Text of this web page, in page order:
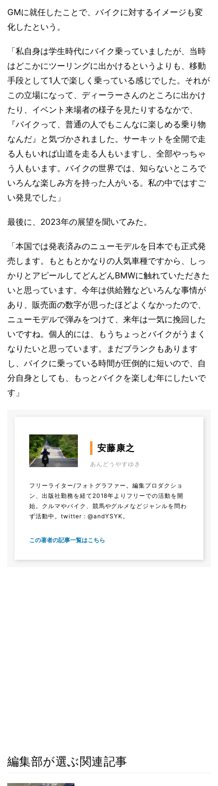
GMに就任したことで、バイクに対するイメージも変
化したという。
「私自身は学生時代にバイク乗っていましたが、当時
はどこかにツーリングに出かけるというよりも、移動
手段として1人で楽しく乗っている感じでした。それが
この立場になって、ディーラーさんのところに出かけ
たり、イベント来場者の様子を見たりするなかで、
『バイクって、普通の人でもこんなに楽しめる乗り物
なんだ』と気づかされました。サーキットを全開で走
る人もいれば山道を走る人もいますし、全部やっちゃ
う人もいます。バイクの世界では、知らないところで
いろんな楽しみ方を持った人がいる。私の中ではすご
い発見でした」
最後に、2023年の展望を聞いてみた。
「本国では発表済みのニューモデルを日本でも正式発
売します。もともとかなりの人気車種ですから、しっ
かりとアピールしてどんどんBMWに触れていただきた
いと思っています。今年は供給難などいろんな事情が
あり、販売面の数字が思ったほどよくなかったので、
ニューモデルで弾みをつけて、来年は一気に挽回した
いですね。個人的には、もうちょっとバイクがうまく
なりたいと思っています。まだブランクもあります
し、バイクに乗っている時間が圧倒的に短いので、自
分自身としても、もっとバイクを楽しむ年にしたいで
す」
安藤康之
あんどうやすゆき
フリーライター/フォトグラファー。編集プロダクショ
ン、出版社勤務を経て2018年よりフリーでの活動を開
始。クルマやバイク、競馬やグルメなどジャンルを問わ
ず活動中。 twitter：@andYSYK。
この著者の記事一覧はこちら
編集部が選ぶ関連記事